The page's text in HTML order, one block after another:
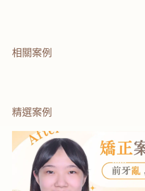
相關案例
精選案例